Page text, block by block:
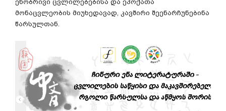
ენობრივი ცვლილებებისა და ეპოქათა
მონაცვლეობის მიუხედავად კავშირი შეენარჩუნებინა
წარსულთან